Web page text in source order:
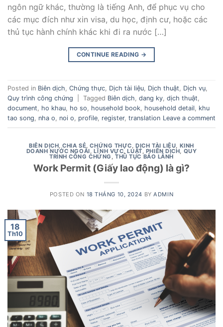
ngôn ngữ khác, thường là tiếng Anh, để phục vụ cho
các mục đích như xin visa, du học, định cư, hoặc các
thủ tục hành chính khác khi đi ra nước […]
CONTINUE READING →
Posted in Biên dịch Chứng thực Dịch tài liệu Dịch thuật Dịch vụ
Quy trình công chứng
Tagged Biên dịch dang ky dịch thuật
document
ho khau ho so household book household detail
khu
tao song
nha o noi o profile register, translation Leave a comment
BIÊN DỊCH ,CHIA SẺ ,CHỨNG THỰC ,DỊCH TÀI LIỆU KINH
DOANH NƯỚC NGOÀI LĨNH VỰC,LUẬT PHIÊN DỊCH QUY
TRÌNH CÔNG CHỨNG ,THỦ TỤC BẢO LÃNH
Work Permit (Giấy lao động) là gì?
POSTED ON 18 THÁNG 10, 2024 BYADMIN
18
Th10